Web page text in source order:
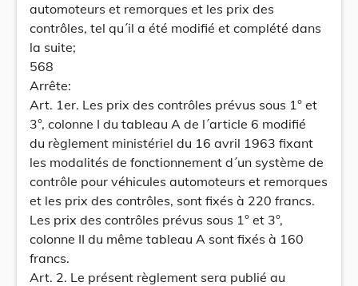
automoteurs et remorques et les prix des
contrôles, tel qu´il a été modifié et complété dans
la suite;
568
Arrête:
Art. 1er. Les prix des contrôles prévus sous 1° et
3°, colonne I du tableau A de l´article 6 modifié
du règlement ministériel du 16 avril 1963 fixant
les modalités de fonctionnement d´un système de
contrôle pour véhicules automoteurs et remorques
et les prix des contrôles, sont fixés à 220 francs.
Les prix des contrôles prévus sous 1° et 3°,
colonne II du même tableau A sont fixés à 160
francs.
Art. 2. Le présent règlement sera publié au